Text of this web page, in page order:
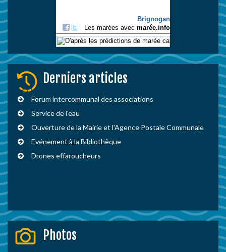
Derniers articles
Forum intercommunal des associations
Service de l'eau
Ouverture de la Mairie et l'Agence Postale Communale
Evénement à la Bibliothèque
Drones effaroucheurs
Photos